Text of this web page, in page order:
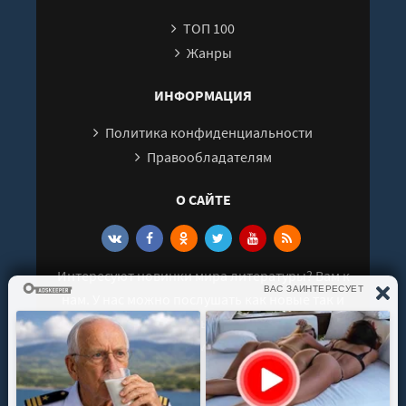
ТОП 100
Жанры
ИНФОРМАЦИЯ
Политика конфиденциальности
Правообладателям
О САЙТЕ
Интересуют новинки мира литературы? Вам к
нам. У нас можно послушать как новые так и
старые аудиокниги. Выбрать и поделиться с
друзьями лучшими аудиокнигами!